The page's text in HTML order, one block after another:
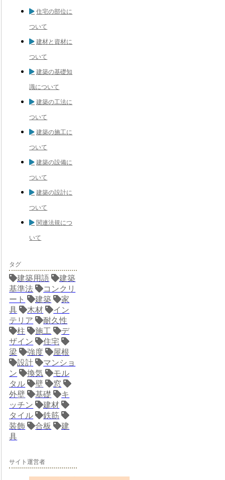
住宅の部位に
ついて
建材と資材に
ついて
建築の基礎知
識について
建築の工法に
ついて
建築の施工に
ついて
建築の設備に
ついて
建築の設計に
ついて
関連法規につ
いて
タグ
建築用語
建築
基準法
コンクリ
ート
建築
家
具
木材
イン
テリア
耐久性
柱
施工
デ
ザイン
住宅
梁
強度
屋根
設計
マンショ
ン
換気
モル
タル
壁
窓
外壁
基礎
キ
ッチン
建材
タイル
鉄筋
装飾
合板
建
具
サイト運営者